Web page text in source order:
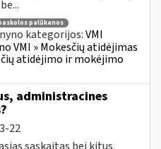
palūkanos
kategorijos:VMI
VMI » Mokesčių atidėjimas
atidėjimo ir mokėjimo
administracines
22
sąskaitas bei kitus